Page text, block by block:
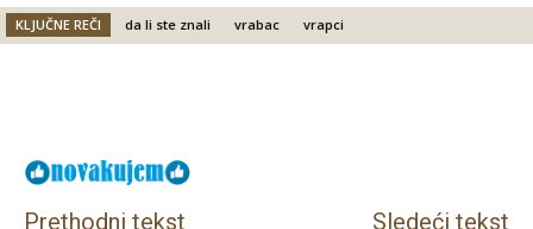
KLJUČNE REČI da li ste znali vrabac vrapci
Prethodni tekst Sledeći tekst